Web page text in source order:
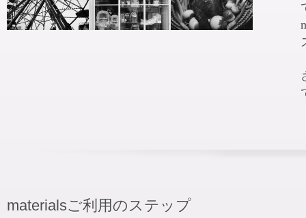
materialsご利用のステップ